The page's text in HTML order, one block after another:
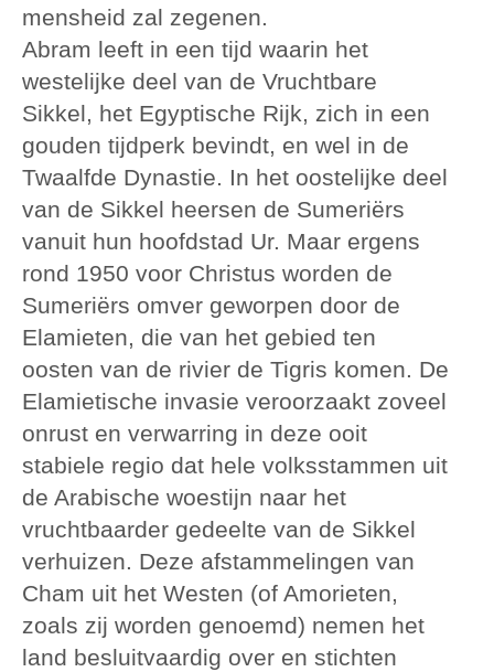
mensheid zal zegenen.
Abram leeft in een tijd waarin het
westelijke deel van de Vruchtbare
Sikkel, het Egyptische Rijk, zich in een
gouden tijdperk bevindt, en wel in de
Twaalfde Dynastie. In het oostelijke deel
van de Sikkel heersen de Sumeriërs
vanuit hun hoofdstad Ur. Maar ergens
rond 1950 voor Christus worden de
Sumeriërs omver geworpen door de
Elamieten, die van het gebied ten
oosten van de rivier de Tigris komen. De
Elamietische invasie veroorzaakt zoveel
onrust en verwarring in deze ooit
stabiele regio dat hele volksstammen uit
de Arabische woestijn naar het
vruchtbaarder gedeelte van de Sikkel
verhuizen. Deze afstammelingen van
Cham uit het Westen (of Amorieten,
zoals zij worden genoemd) nemen het
land besluitvaardig over en stichten